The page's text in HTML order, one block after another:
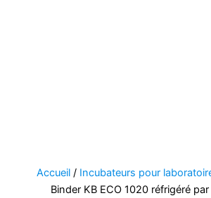
Accueil/ Incubateurs pour
Binder KB ECO 1020 réfrigéré